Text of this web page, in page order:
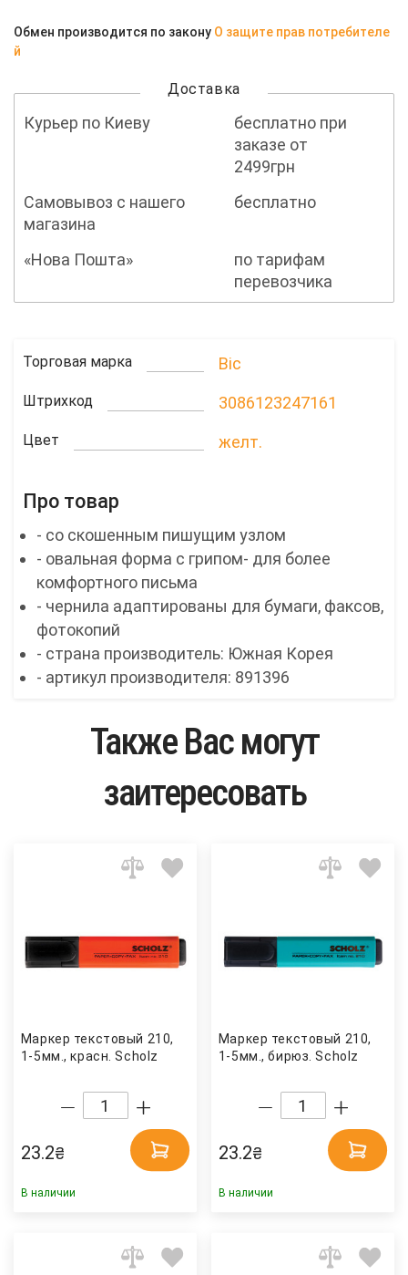
Обмен производится по закону О защите прав потребителе
й
Доставка
Курьер по Киеву
бесплатно при
заказе от
2499грн
Самовывоз с нашего
магазина
бесплатно
«Нова Пошта»
по тарифам
перевозчика
Торговая марка Bic
Штрихкод 3086123247161
Цвет желт.
Про товар
- со скошенным пишущим узлом
- овальная форма с грипом- для более
комфортного письма
- чернила адаптированы для бумаги, факсов,
фотокопий
- страна производитель: Южная Корея
- артикул производителя: 891396
Также Вас могут
заитересовать
Маркер текстовый 210,
1-5мм., красн. Scholz
23.2₴
В наличии
Маркер текстовый 210,
1-5мм., бирюз. Scholz
23.2₴
В наличии